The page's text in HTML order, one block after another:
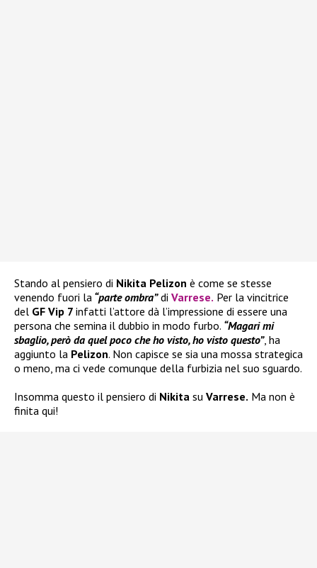
Stando al pensiero di Nikita Pelizon è come se stesse
venendo fuori la “parte ombra”di Varrese. Per la vincitrice
del GF Vip 7 infatti l’attore dà l’impressione di essere una
persona che semina il dubbio in modo furbo. “Magari mi
sbaglio, però da quel poco che ho visto, ho visto questo”, ha
aggiunto la Pelizon. Non capisce se sia una mossa strategica
o meno, ma ci vede comunque della furbizia nel suo sguardo.
Insomma questo il pensiero di Nikita su Varrese. Ma non è
finita qui!